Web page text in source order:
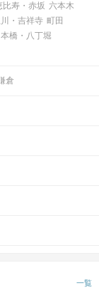
比寿・赤坂 六本木
・吉祥寺 町田
本橋・八丁堀
倉
一覧